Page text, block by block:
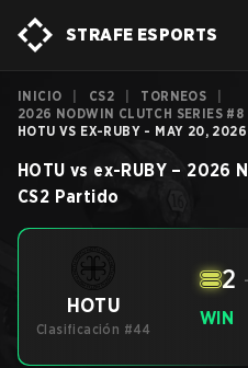
STRAFE ESPORTS
INICIO CS2 TORNEOS
2026 NODWIN CLUTCH SERIES #8
HOTU VS EX-RUBY - MAY 20, 2026
HOTU vs ex-RUBY – 2026
CS2 Partido
HOTU
Clasificación #44
WIN
2